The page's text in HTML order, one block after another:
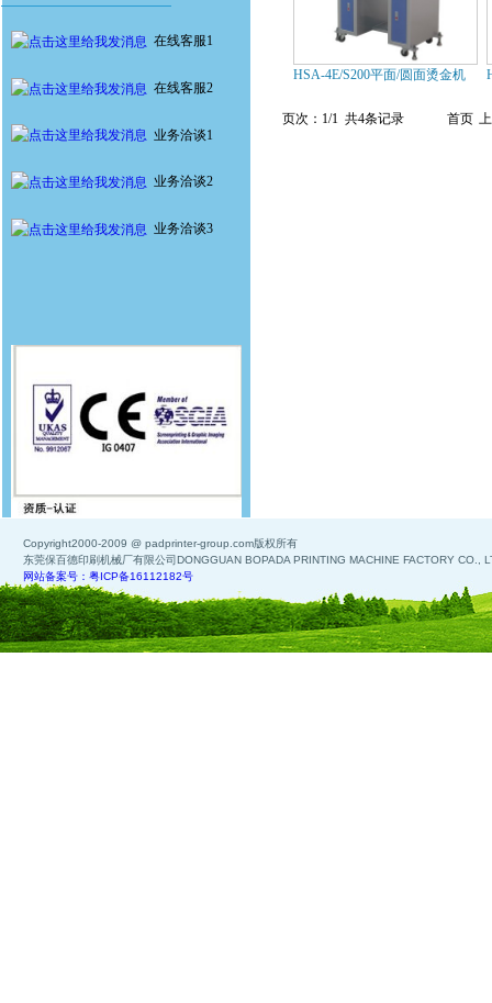
在线客服1
在线客服2
业务洽谈1
业务洽谈2
业务洽谈3
HSA-4E/S200平面/圆面烫金机
页次：1/1 共4条记录 首页
Copyright2000-2009 @ padprinter-group.com版权所有
东莞保百德印刷机械厂有限公司DONGGUAN BOPADA PRINTING MACHINE FACTORY CO.,
网站备案号：粤ICP备16112182号